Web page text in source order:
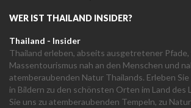
WER IST THAILAND INSIDER?
Thailand - Insider
Thailand erleben, abseits ausgetretener
Massentourismus nah an den Menschen und
atemberaubenden Natur Thailands. Erleben
in Bildern zu den schönsten Orten im Land des
Sie uns zu atemberaubenden Tempeln, zu